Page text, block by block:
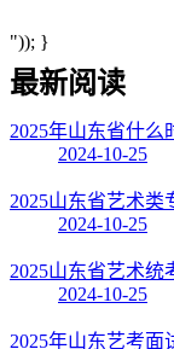
")); }
最新阅读
2025年山东省什么
2024-10-25
2025山东省艺术类
2024-10-25
2025山东省艺术统
2024-10-25
2025年山东艺考面